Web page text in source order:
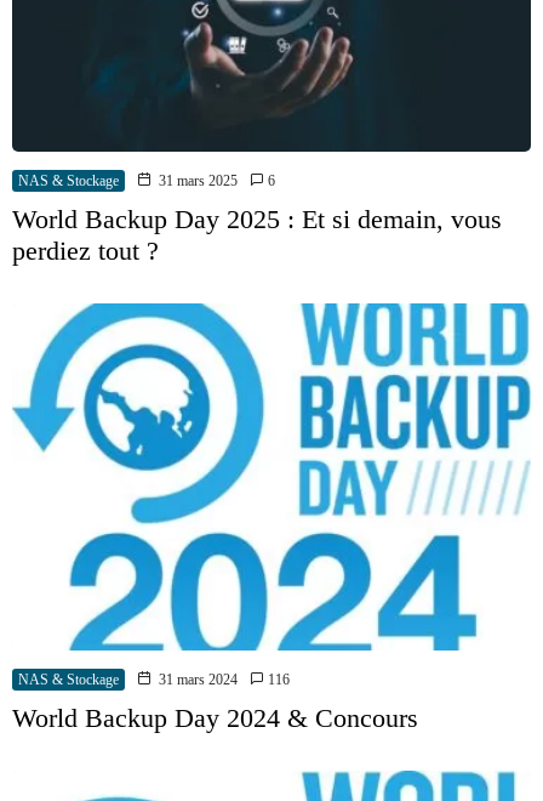
NAS & Stockage 31 mars 2025 6
World Backup Day 2025 : Et si demain, vous
perdiez tout ?
NAS & Stockage 31 mars 2024 116
World Backup Day 2024 & Concours